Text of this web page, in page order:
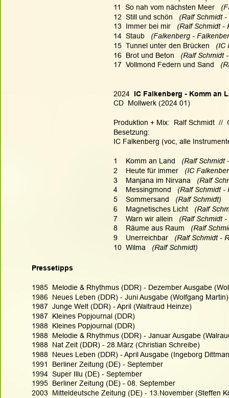
11  So nah vom nächsten Meer
12  Still und schön
(Ralf Schmidt
13  Immer bei mir
(Ralf Schmidt -
14  Staub
(Falkenberg -
15  Tunnel unter den Brücken (IC
16  Brot und Beton (Ralf Schmidt
17  Vollmond Federn und Sand
2024 IC Falkenberg - Komm an
CD  Mollwerk (2024 01)
Produktion + Mix:  Ralf Schmidt  //
Besetzung:
IC Falkenberg (voc, alle
1    Komm an Land
(Ralf Schmidt
2    Heute für immer (IC
3    Manjana im Nirvana
(Ralf
4    Messingmond
(Ralf Schmidt -
5    Sommersand (Ralf Schmidt)
6    Magnetisches Licht
(Ralf
7    Warn wir allein (Ralf Schmidt
8    Räume aus Raum
(Ralf
9    Unerreichbar (Ralf Schmidt -
10  Wilma
  (Ralf Schmidt)
Pressetipps
1985  Melodie & Rhythmus (DDR) - Dezember Ausgabe
1986  Neues Leben (DDR) - Juni Ausgabe (Wolfgang Martin)
1987  Junge Welt (DDR) - April (Waltraud Heinze)
1987  Kleines Popjournal (DDR)
1988  Kleines Popjournal (DDR)
1988  Melodie & Rhythmus (DDR) - Januar Ausgabe
1988  Nat Zeit (DDR) - 28.März (Christian Schreibe)
1988  Neues Leben (DDR) - April Ausgabe (Ingeborg
1991  Berliner Zeitung (DE) - September
1994  Super Illu (DE) - September
1995  Berliner Zeitung (DE) - 08. September
2003  Mitteldeutsche Zeitung (DE) - 13.November (Steffen